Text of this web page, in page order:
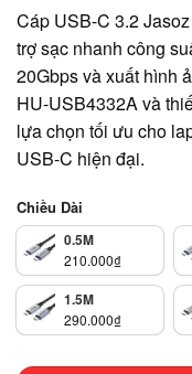
Cáp USB-C 3.2
trợ sạc nhanh công
20Gbps và xuất hình
HU-USB4332A và
lựa chọn tối ưu cho
USB-C hiện đại.
Chiều Dài
0.5M
210.000₫
1.5M
290.000₫